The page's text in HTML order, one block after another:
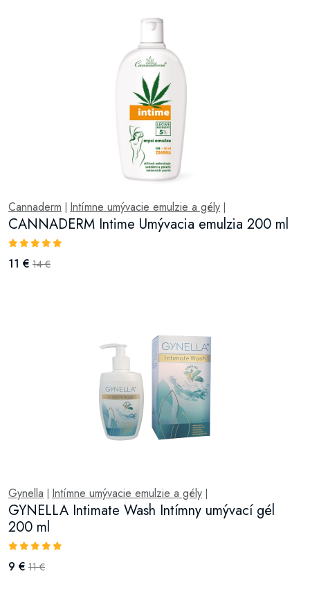
Cannaderm Intímne umývacie emulzie a gély
CANNADERM Intime Umývacia emulzia 200 ml
11 € 14 €
Gynella Intímne umývacie emulzie a gély
GYNELLA Intimate Wash Intímny umývací gél
200 ml
9 € 11 €